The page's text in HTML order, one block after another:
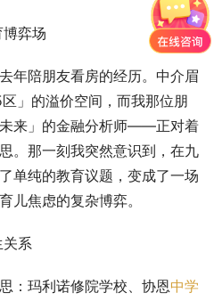
弈场
年陪朋友看房的经历。中介眉
」的溢价空间，而我那位朋
来」的金融分析师——正对着
。那一刻我突然意识到，在九
单纯的教育议题，变成了一场
儿焦虑的复杂博弈。
关系
：玛利诺修院学校、协恩中学